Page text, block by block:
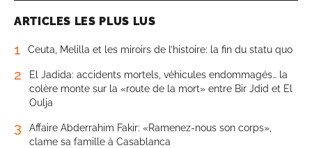
ARTICLES LES PLUS LUS
1 Ceuta, Melilla et les miroirs de l’histoire: la fin du statu quo
2
El Jadida: accidents mortels, véhicules endommagés… la
colère monte sur la «route de la mort» entre Bir Jdid et El
Oulja
3
Affaire Abderrahim Fakir: «Ramenez-nous son corps»,
clame sa famille à Casablanca